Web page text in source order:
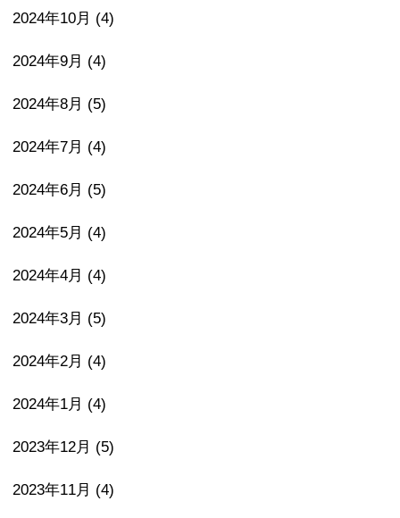
2024年10月 (4)
2024年9月 (4)
2024年8月 (5)
2024年7月 (4)
2024年6月 (5)
2024年5月 (4)
2024年4月 (4)
2024年3月 (5)
2024年2月 (4)
2024年1月 (4)
2023年12月 (5)
2023年11月 (4)